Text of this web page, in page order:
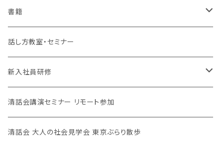
書籍
清話会講師
話し方教室・セミナー
新入社員研修
対面、オンライン
清話会講演セミナー リモート参加
清話会 大人の社会見学会 東京ぶらり散歩